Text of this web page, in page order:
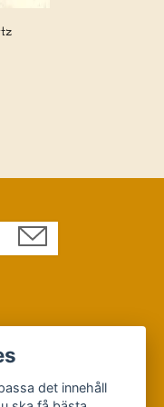
det innehåll